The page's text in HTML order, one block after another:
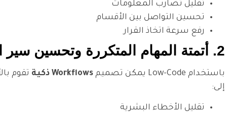
تقليل تضارب المعلومات
تحسين التواصل بين الأقسام
رفع سرعة اتخاذ القرار
2. أتمتة المهام المتكررة وتحسين سير العمل
باستخدام Low-Code يمكن تصميم Workflows ذكية
تقوم
إلى:
تقليل الأخطاء البشرية